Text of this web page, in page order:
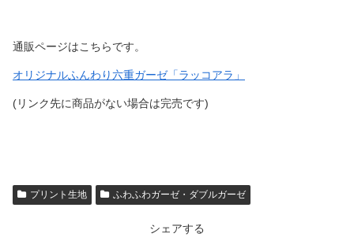
通販ページはこちらです。
オリジナルふんわり六重ガーゼ「ラッコアラ」
(リンク先に商品がない場合は完売です)
プリント生地 ふわふわガーゼ・ダブルガーゼ
シェアする